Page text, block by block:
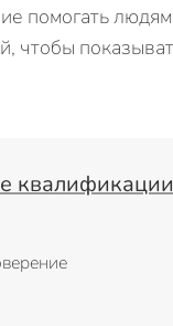
помогать
чтобы
квалификации